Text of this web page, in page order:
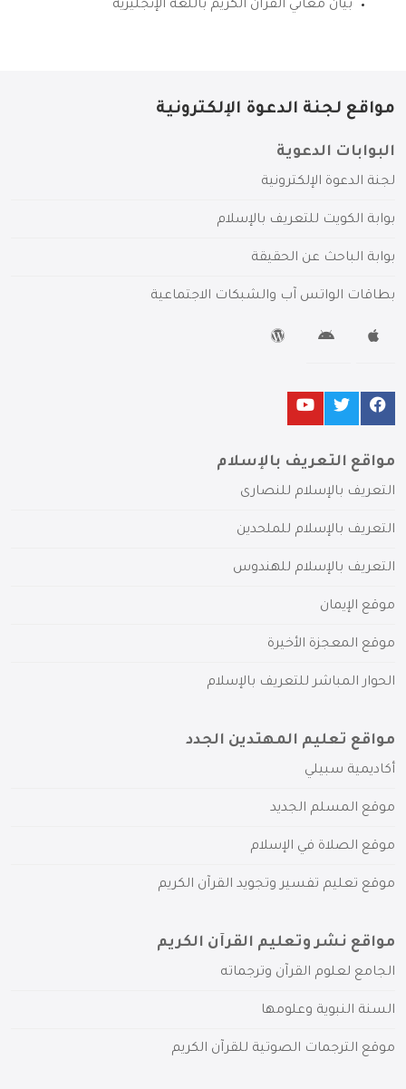
بيان معاني القرآن الكريم باللغة الإنجليزية
مواقع لجنة الدعوة الإلكترونية
البوابات الدعوية
لجنة الدعوة الإلكترونية
بوابة الكويت للتعريف بالإسلام
بوابة الباحث عن الحقيقة
بطاقات الواتس آب والشبكات الاجتماعية
مواقع التعريف بالإسلام
التعريف بالإسلام للنصارى
التعريف بالإسلام للملحدين
التعريف بالإسلام للهندوس
موقع الإيمان
موقع المعجزة الأخيرة
الحوار المباشر للتعريف بالإسلام
مواقع تعليم المهتدين الجدد
أكاديمية سبيلي
موقع المسلم الجديد
موقع الصلاة في الإسلام
موقع تعليم تفسير وتجويد القرآن الكريم
مواقع نشر وتعليم القرآن الكريم
الجامع لعلوم القرآن وترجماته
السنة النبوية وعلومها
موقع الترجمات الصوتية للقرآن الكريم